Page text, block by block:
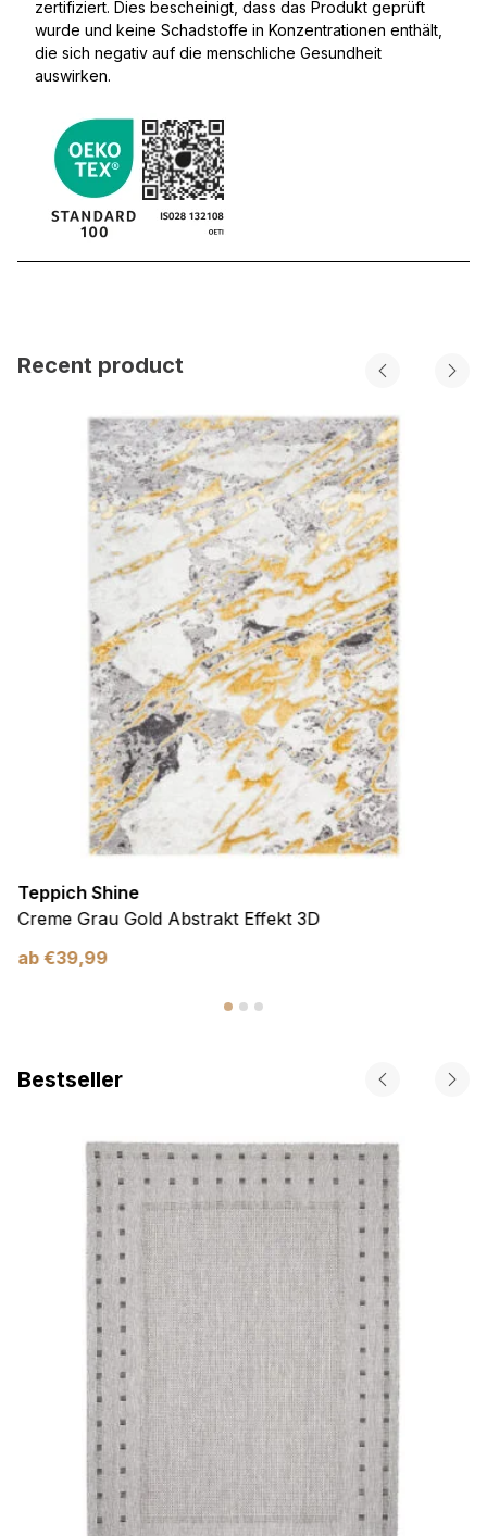
zertifiziert. Dies bescheinigt, dass das Produkt geprüft
wurde und keine Schadstoffe in Konzentrationen enthält,
die sich negativ auf die menschliche Gesundheit
auswirken.
Recent product
Teppich Shine
Creme Grau Gold Abstrakt Effekt 3D
ab €39,99
Bestseller